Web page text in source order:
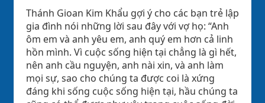
Thánh Gioan Kim Khẩu gợi ý cho các bạn trẻ lập
gia đình nói những lời sau đây với vợ họ: “Anh
ôm em và anh yêu em, anh quý em hơn cả linh
hồn mình. Vì cuộc sống hiện tại chẳng là gì hết,
nên anh cầu nguyện, anh nài xin, và anh làm
mọi sự, sao cho chúng ta được coi là xứng
đáng khi sống cuộc sống hiện tại, hầu chúng ta